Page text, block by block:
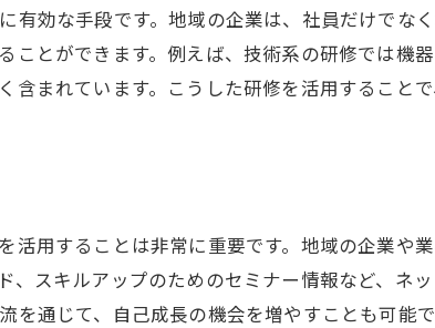
効な手段です。地域の企業は、社員だけでな
とができます。例えば、技術系の研修では機
まれています。こうした研修を活用すること
用することは非常に重要です。地域の企業や
スキルアップのためのセミナー情報など、ネ
通じて、自己成長の機会を増やすことも可能